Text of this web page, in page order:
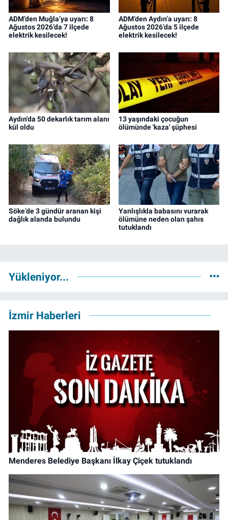
ADM’den Muğla’ya uyarı: 8
Ağustos 2026’da 7 ilçede
elektrik kesilecek!
ADM’den Aydın’a uyarı: 8
Ağustos 2026’da 5 ilçede
elektrik kesilecek!
Aydın'da 50 dekarlık tarım alanı
kül oldu
13 yaşındaki çocuğun
ölümünde 'kaza' şüphesi
Söke’de 3 gündür aranan kişi
dağlık alanda bulundu
Yanlışlıkla babasını vurarak
ölümüne neden olan şahıs
tutuklandı
Yükleniyor...
İzmir Haberleri
Menderes Belediye Başkanı İlkay Çiçek tutuklandı